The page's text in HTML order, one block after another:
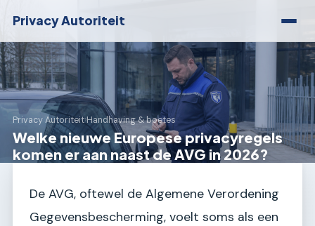
Privacy Autoriteit
Privacy Autoriteit›Handhaving & boetes
Welke nieuwe Europese privacyregels
komen er aan naast de AVG in 2026?
De AVG, oftewel de Algemene Verordening
Gegevensbescherming, voelt soms als een